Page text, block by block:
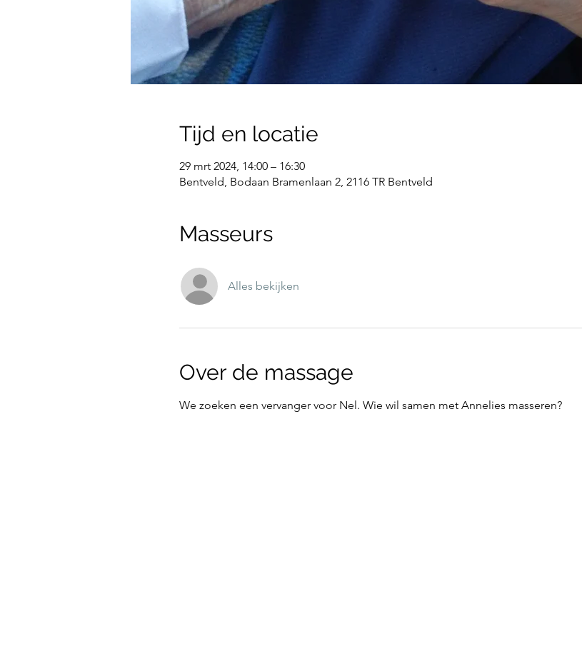
Tijd en locatie
29 mrt 2024, 14:00 – 16:30
Bentveld, Bodaan Bramenlaan 2, 2116 TR Bentveld
Masseurs
Alles bekijken
Over de massage
We zoeken een vervanger voor Nel. Wie wil samen met Annelies masseren?